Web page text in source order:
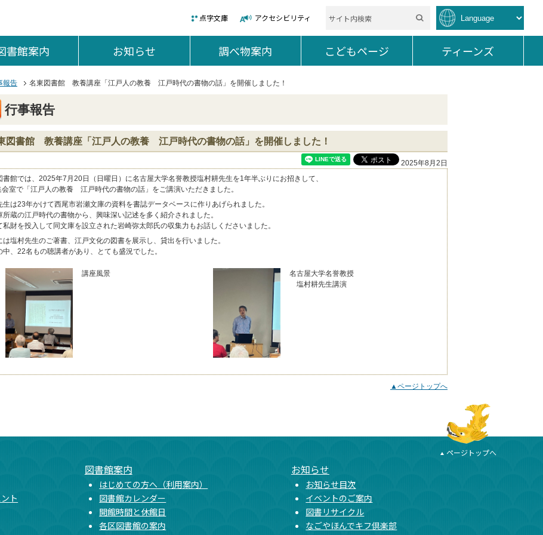
点字文庫 アクセシビリティ
書館案内 お知らせ 調べ物案内 こどもページ ティーンズ
報告 名東図書館 教養講座「江戸人の教養 江戸時代の書物の話」を開催しました！
行事報告
図書館 教養講座「江戸人の教養 江戸時代の書物の話」を開催しました！
2025年8月2日
書館では、2025年7月20日（日曜日）に名古屋大学名誉教授塩村耕先生を1年半ぶりにお招きして、
会室で「江戸人の教養 江戸時代の書物の話」をご講演いただきました。
生は23年かけて西尾市岩瀬文庫の資料を書誌データベースに作りあげられました。
所蔵の江戸時代の書物から、興味深い記述を多く紹介されました。
私財を投入して同文庫を設立された岩崎弥太郎氏の収集力もお話しくださいました。
は塩村先生のご著書、江戸文化の図書を展示し、貸出を行いました。
中、22名もの聴講者があり、とても盛況でした。
講座風景
名古屋大学名誉教授
塩村耕先生講演
▲ページトップへ
ページトップへ
ト
図書館案内
はじめての方へ（利用案内）
図書館カレンダー
開館時間と休館日
各区図書館の案内
お知らせ
お知らせ目次
イベントのご案内
図書リサイクル
なごやほんでキフ倶楽部